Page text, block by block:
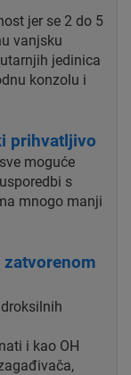
jer se 2 do 5
vanjsku
jedinica
konzolu i
prihvatljivo
moguće
s
mnogo manji
zatvorenom
i kao OH